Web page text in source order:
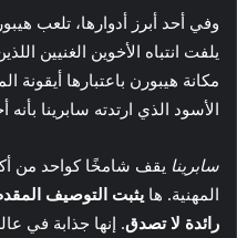
وفي أحد أبرز أدوارها، تلعب
يلفت انتباه الأخوين الغنيين
مكانة هيبورن باعتبارها
الأسود الذي ارتدته سابرينا
سابرينا يقف شامخًا كواحد من
المهنية. ها يثبت التوصيف
رائدة لا تصدق. إنها جذابة في